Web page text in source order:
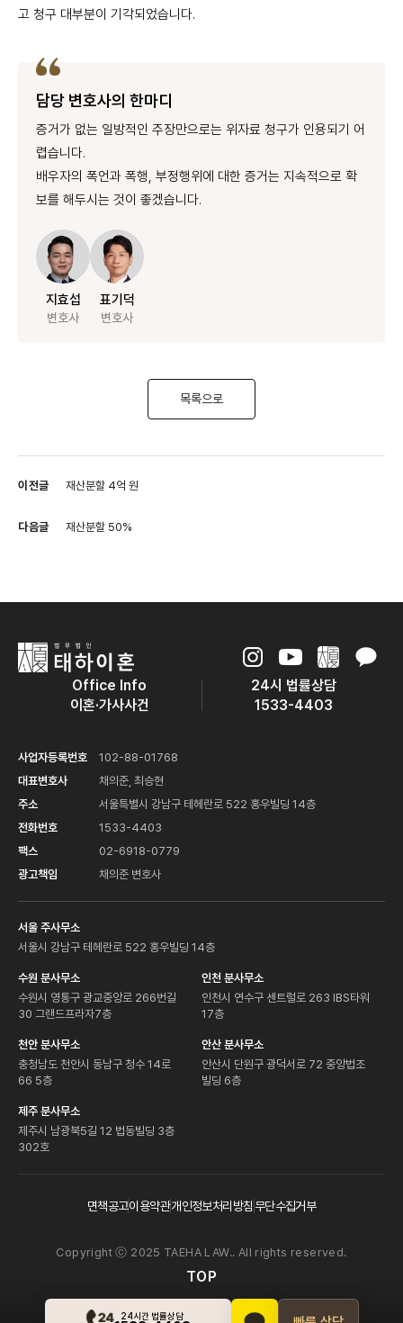
24시간 법률상담
고 청구 대부분이 기각되었습니다.
담당 변호사의 한마디
증거가 없는 일방적인 주장만으로는 위자료 청구가 인용되기 어
렵습니다.
배우자의 폭언과 폭행, 부정행위에 대한 증거는 지속적으로 확
보를 해두시는 것이 좋겠습니다.
지효섭
변호사
표기덕
변호사
목록으로
이전글 재산분할 4억 원
다음글 재산분할 50%
Office Info
이혼·가사사건
24시 법률상담
1533-4403
사업자등록번호
102-88-01768
대표변호사
채의준, 최승현
주소
서울특별시 강남구 테헤란로 522 홍우빌딩 14층
전화번호
1533-4403
팩스
02-6918-0779
광고책임
채의준 변호사
서울 주사무소
서울시 강남구 테헤란로 522 홍우빌딩 14층
수원 분사무소
수원시 영통구 광교중앙로 266번길
30 그랜드프라자7층
인천 분사무소
인천시 연수구 센트럴로 263 IBS타워
17층
천안 분사무소
충청남도 천안시 동남구 청수 14로
66 5층
안산 분사무소
안산시 단원구 광덕서로 72 중앙법조
빌딩 6층
제주 분사무소
제주시 남광북5길 12 법동빌딩 3층
302호
면책공고이용약관개인정보처리방침무단수집거부
Copyright ⓒ 2025 TAEHA LAW.. All rights reserved.
TOP